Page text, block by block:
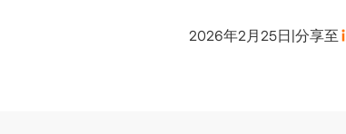
2026年2月25日|分享至